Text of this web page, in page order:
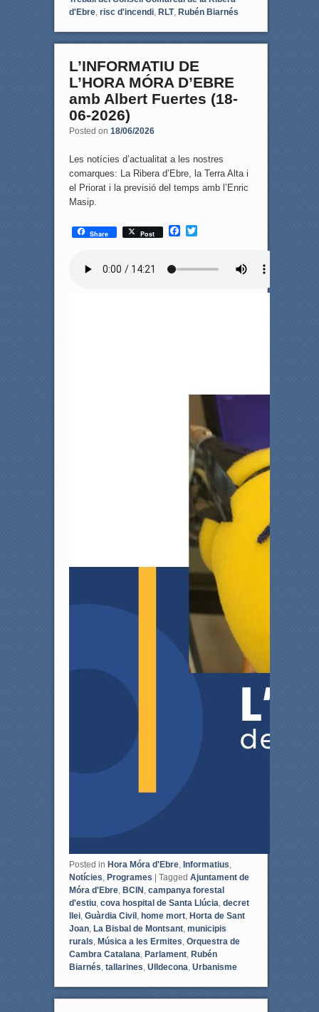
d'Ebre, risc d'incendi, RLT, Rubén Biarnés
L’INFORMATIU DE
L’HORA MÓRA D’EBRE
amb Albert Fuertes (18-
06-2026)
Posted on 18/06/2026
Les notícies d’actualitat a les nostres
comarques: La Ribera d’Ebre, la Terra Alta i
el Priorat i la previsió del temps amb l’Enric
Masip.
Share Post
F
T
Posted in Hora Móra d'Ebre, Informatius,
Notícies, Programes Tagged Ajuntament de
Móra d'Ebre, BCIN , campanya forestal
d'estiu, cova hospital de Santa Llúcia, decret
llei, Guàrdia Civil , home mort, Horta de Sant
Joan, La Bisbal de Montsant, municipis
rurals, Música a les Ermites, Orquestra de
Cambra Catalana, Parlament, Rubén
Biarnés, tallarines, Ulldecona, Urbanisme